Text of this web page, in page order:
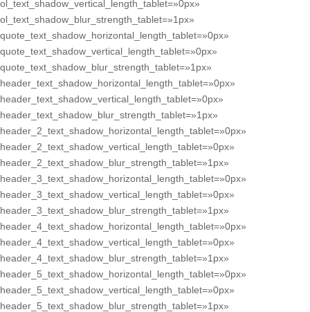
ol_text_shadow_vertical_length_tablet=»0px»
ol_text_shadow_blur_strength_tablet=»1px»
quote_text_shadow_horizontal_length_tablet=»0px»
quote_text_shadow_vertical_length_tablet=»0px»
quote_text_shadow_blur_strength_tablet=»1px»
header_text_shadow_horizontal_length_tablet=»0px»
header_text_shadow_vertical_length_tablet=»0px»
header_text_shadow_blur_strength_tablet=»1px»
header_2_text_shadow_horizontal_length_tablet=»0px»
header_2_text_shadow_vertical_length_tablet=»0px»
header_2_text_shadow_blur_strength_tablet=»1px»
header_3_text_shadow_horizontal_length_tablet=»0px»
header_3_text_shadow_vertical_length_tablet=»0px»
header_3_text_shadow_blur_strength_tablet=»1px»
header_4_text_shadow_horizontal_length_tablet=»0px»
header_4_text_shadow_vertical_length_tablet=»0px»
header_4_text_shadow_blur_strength_tablet=»1px»
header_5_text_shadow_horizontal_length_tablet=»0px»
header_5_text_shadow_vertical_length_tablet=»0px»
header_5_text_shadow_blur_strength_tablet=»1px»